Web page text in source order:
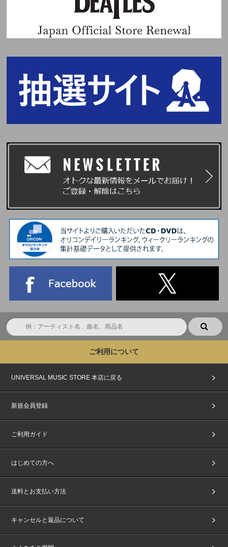
ご利用について
UNIVERSAL MUSIC STORE 本店に戻る
新規会員登録
ご利用ガイド
はじめての方へ
送料とお支払い方法
キャンセルと返品について